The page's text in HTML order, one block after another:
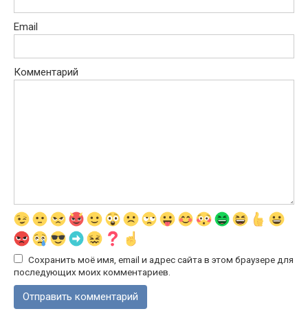
Email
Комментарий
Сохранить моё имя, email и адрес сайта в этом браузере для
последующих моих комментариев.